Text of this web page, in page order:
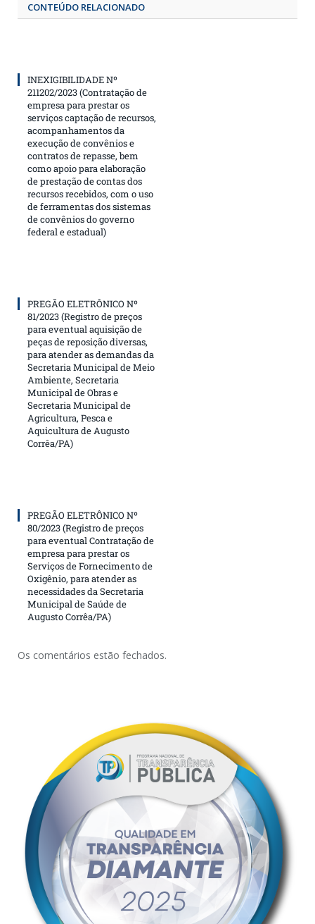
CONTEÚDO RELACIONADO
INEXIGIBILIDADE Nº
211202/2023 (Contratação de
empresa para prestar os
serviços captação de recursos,
acompanhamentos da
execução de convênios e
contratos de repasse, bem
como apoio para elaboração
de prestação de contas dos
recursos recebidos, com o uso
de ferramentas dos sistemas
de convênios do governo
federal e estadual)
PREGÃO ELETRÔNICO Nº
81/2023 (Registro de preços
para eventual aquisição de
peças de reposição diversas,
para atender as demandas da
Secretaria Municipal de Meio
Ambiente, Secretaria
Municipal de Obras e
Secretaria Municipal de
Agricultura, Pesca e
Aquicultura de Augusto
Corrêa/PA)
PREGÃO ELETRÔNICO Nº
80/2023 (Registro de preços
para eventual Contratação de
empresa para prestar os
Serviços de Fornecimento de
Oxigênio, para atender as
necessidades da Secretaria
Municipal de Saúde de
Augusto Corrêa/PA)
Os comentários estão fechados.